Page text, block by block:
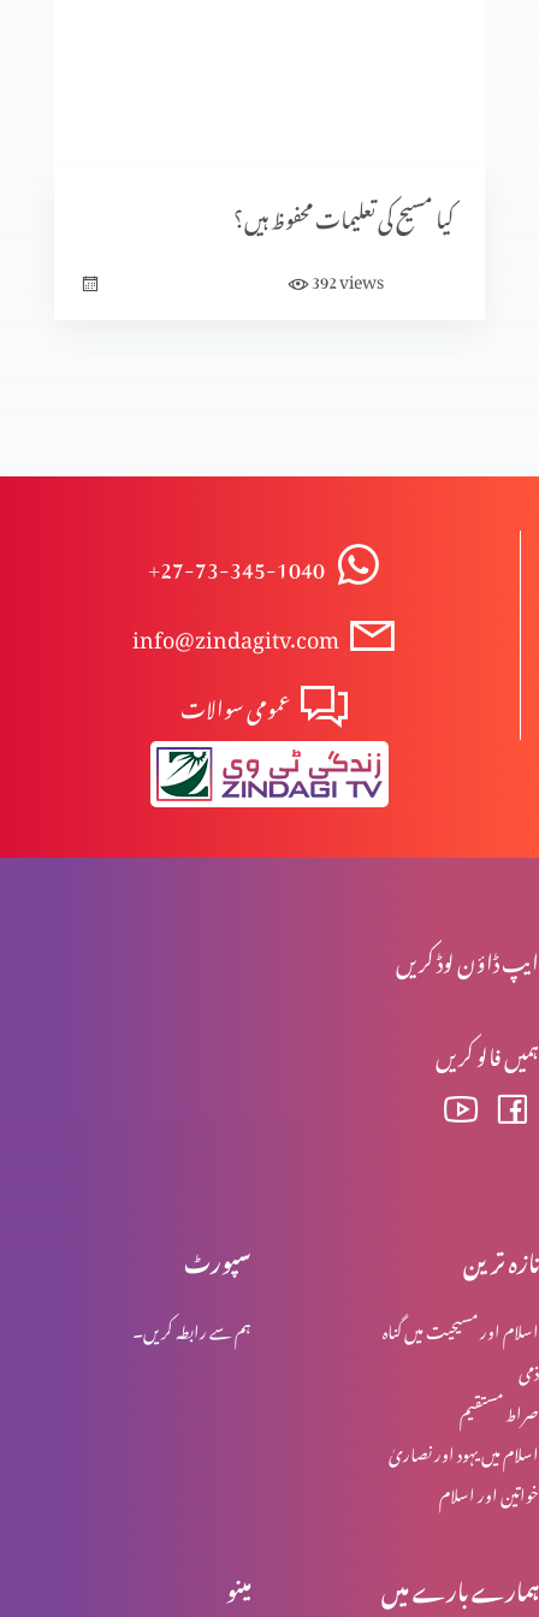
ایذا رسانی
مسیحیت میں قبلہ؟
تبلیغِ مسیحیت یا درپیش رکاوٹین پارٹ 2
ارادہِ خداوند اور مسیحیت پارٹ 1
کیا مسیح کی تعلیمات محفوظ ہیں؟
392views
+27-73-345-1040
info@zindagitv.com
عمومی سوالات
ایپ ڈاؤن لوڈ کریں
ہمیں فالو کریں
سپورٹ
ہم سے رابطہ کریں۔
تازہ ترین
اسلام اور مسیحیت میں گناہ
ذمی
صراط مستقیم
اسلام میں یہود اور نصاریٰ
خواتین اور اسلام
مینو ہمارے بارے میں